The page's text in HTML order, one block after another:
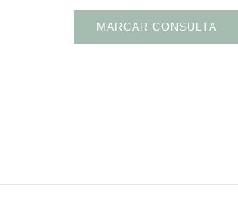
MARCAR CONSULTA